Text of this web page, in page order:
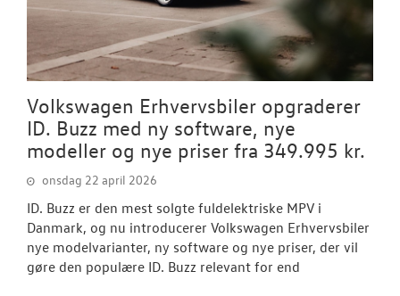
Volkswagen Erhvervsbiler opgraderer
ID. Buzz med ny software, nye
modeller og nye priser fra 349.995 kr.
onsdag 22 april 2026
ID. Buzz er den mest solgte fuldelektriske MPV i
Danmark, og nu introducerer Volkswagen Erhvervsbiler
nye modelvarianter, ny software og nye priser, der vil
gøre den populære ID. Buzz relevant for end